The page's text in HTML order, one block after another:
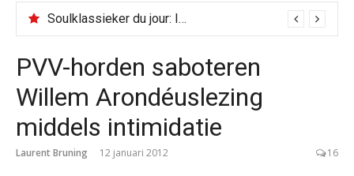
Soulklassieker du jour: I Wish It Would Rain
Gedachtenis van Peter Faber
PVV-horden saboteren
Willem Arondéuslezing
middels intimidatie
Laurent Bruning 12 januari 2012 16